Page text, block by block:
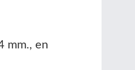
mm., en